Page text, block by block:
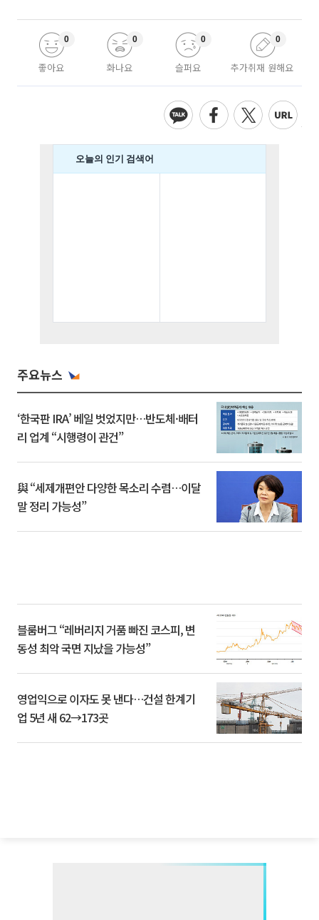
좋아요
0
화나요
0
슬퍼요
0
추가취재 원해요
0
주요뉴스
‘한국판 IRA’ 베일 벗었지만…반도체·배터
리 업계 “시행령이 관건”
與 “세제개편안 다양한 목소리 수렴…이달
말 정리 가능성”
블룸버그 “레버리지 거품 빠진 코스피, 변
동성 최악 국면 지났을 가능성”
영업익으로 이자도 못 낸다…건설 한계기
업 5년 새 62→173곳